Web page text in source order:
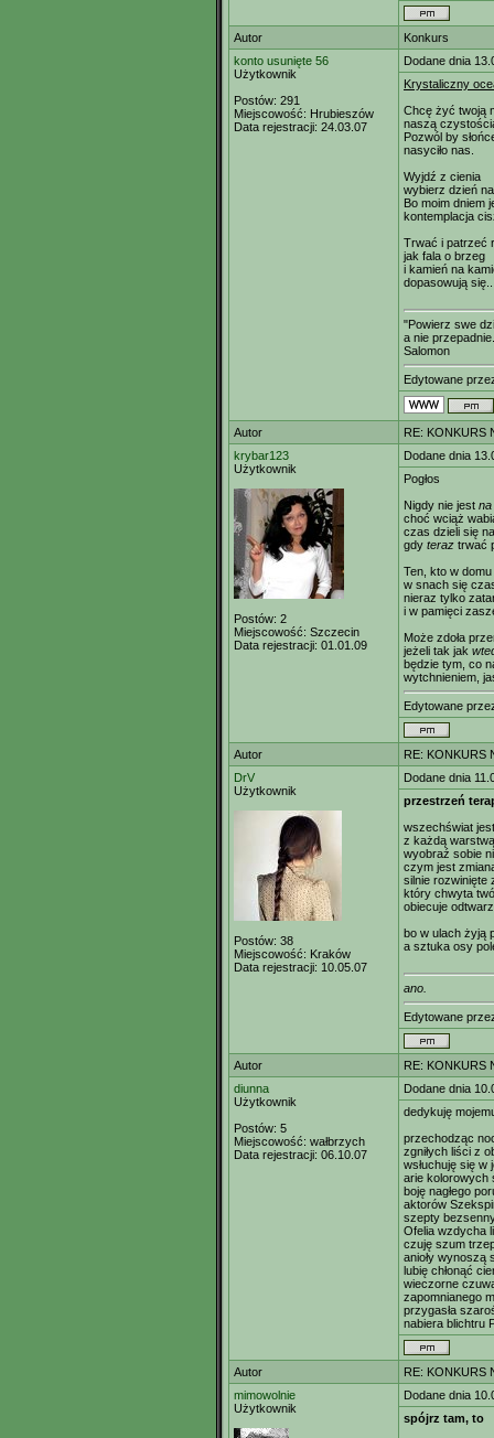
Autor
Konkurs
konto usunięte 56
Użytkownik
Postów: 291
Miejscowość: Hrubieszów
Data rejestracji: 24.03.07
Dodane dnia
Krystaliczny
Chcę żyć twoją
naszą
Pozwól by
nasyciło nas.
Wyjdź z cienia
wybierz dzień
Bo moim dniem
kontemplacja
Trwać i patrzeć
jak fala o brzeg
i kamień na
dopasowują
"Powierz swe
a nie
Salomon
Edytowane
Autor
RE: KONKURS
krybar123
Użytkownik
Postów: 2
Miejscowość: Szczecin
Data rejestracji: 01.01.09
Dodane dnia
Pogłos
Nigdy nie jest
choć wciąż
czas dzieli się
gdy teraz trwać
Ten, kto w
w snach się
nieraz tylko
i w pamięci
Może zdoła
jeżeli tak jak
będzie tym, co
wytchnieniem,
Edytowane
Autor
RE: KONKURS
DrV
Użytkownik
Postów: 38
Miejscowość: Kraków
Data rejestracji: 10.05.07
Dodane dnia
przestrzeń
wszechświat
z każdą
wyobraź sobie
czym jest
silnie rozwinięte
który chwyta
obiecuje
bo w ulach żyją
a sztuka osy
ano.
Edytowane
Autor
RE: KONKURS
diunna
Użytkownik
Postów: 5
Miejscowość: wałbrzych
Data rejestracji: 06.10.07
Dodane dnia
dedykuję
przechodząc
zgniłych liści z
wsłuchuję się w
arie kolorowych
boję nagłego
aktorów
szepty
Ofelia wzdycha
czuję szum
anioły wynoszą
lubię chłonąć
wieczorne
zapomnianego
przygasła
nabiera blichtru
Autor
RE: KONKURS
mimowolnie
Użytkownik
Dodane dnia
spójrz tam, to